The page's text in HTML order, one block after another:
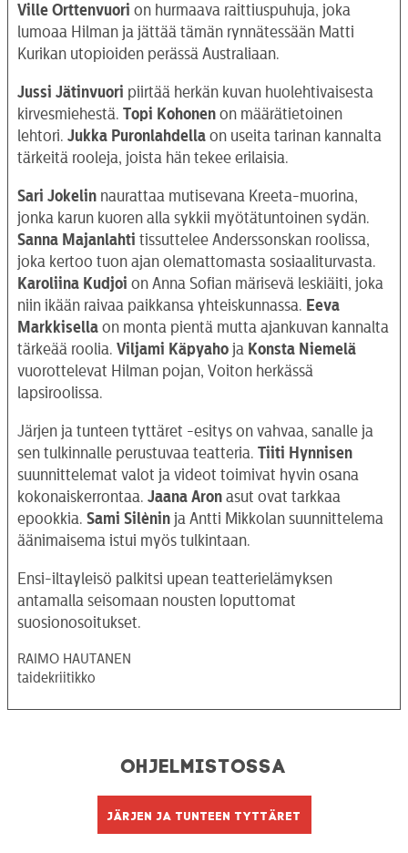
OHJELMISTO
AIKATAULUT
Ville Orttenvuori on hurmaava raittiuspuhuja, joka
lumoaa Hilman ja jättää tämän rynnätessään Matti
Kurikan utopioiden perässä Australiaan.
Jussi Jätinvuori piirtää herkän kuvan huolehtivaisesta
kirvesmiehestä. Topi Kohonen on määrätietoinen
lehtori. Jukka Puronlahdella on useita tarinan kannalta
tärkeitä rooleja, joista hän tekee erilaisia.
Sari Jokelin naurattaa mutisevana Kreeta-muorina,
jonka karun kuoren alla sykkii myötätuntoinen sydän.
Sanna Majanlahti tissuttelee Anderssonskan roolissa,
joka kertoo tuon ajan olemattomasta sosiaaliturvasta.
Karoliina Kudjoi on Anna Sofian märisevä leskiäiti, joka
niin ikään raivaa paikkansa yhteiskunnassa. Eeva
Markkisella on monta pientä mutta ajankuvan kannalta
tärkeää roolia. Viljami Käpyaho ja Konsta Niemelä
vuorottelevat Hilman pojan, Voiton herkässä
lapsiroolissa.
Järjen ja tunteen tyttäret -esitys on vahvaa, sanalle ja
sen tulkinnalle perustuvaa teatteria. Tiiti Hynnisen
suunnittelemat valot ja videot toimivat hyvin osana
kokonaiskerrontaa. Jaana Aron asut ovat tarkkaa
epookkia. Sami Silènin ja Antti Mikkolan suunnittelema
äänimaisema istui myös tulkintaan.
Ensi-iltayleisö palkitsi upean teatterielämyksen
antamalla seisomaan nousten loputtomat
suosionosoitukset.
RAIMO HAUTANEN
taidekriitikko
Ohjelmistossa
Järjen ja tunteen tyttäret